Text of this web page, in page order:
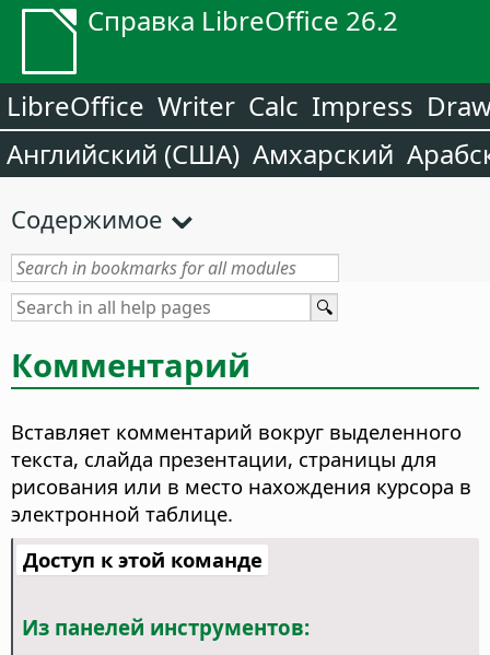
Справка LibreOffice 26.2
LibreOffice Writer Calc Impress
Английский (США) Амхарский
Содержимое
Комментарий
Вставляет комментарий вокруг выделенного
текста, слайда презентации, страницы для
рисования или в место нахождения курсора в
электронной таблице.
Доступ к этой команде
Из панелей инструментов: